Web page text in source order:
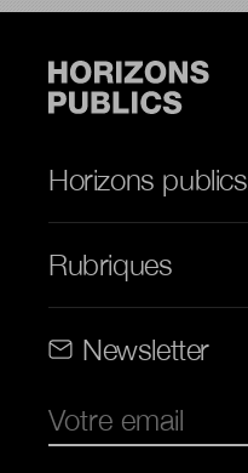
Horizons publics
Rubriques
Newsletter